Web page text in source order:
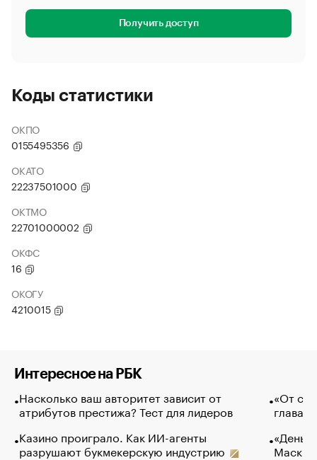
Получить доступ
Коды статистики
ОКПО
0155495356
ОКАТО
22237501000
ОКТМО
22701000002
ОКФС
16
ОКОГУ
4210015
Интересное на РБК
Насколько ваш авторитет зависит от
атрибутов престижа? Тест для лидеров
Казино проиграло. Как ИИ-агенты
разрушают букмекерскую индустрию
«От
глава
Маск в